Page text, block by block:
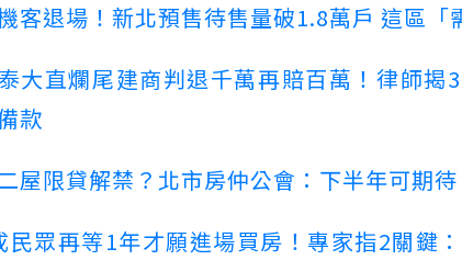
客退場！新北預售待售量破1.8萬戶 這區「
大直爛尾建商判退千萬再賠百萬！律師揭
款
屋限貸解禁？北市房仲公會：下半年可期待
民眾再等1年才願進場買房！專家指2關鍵